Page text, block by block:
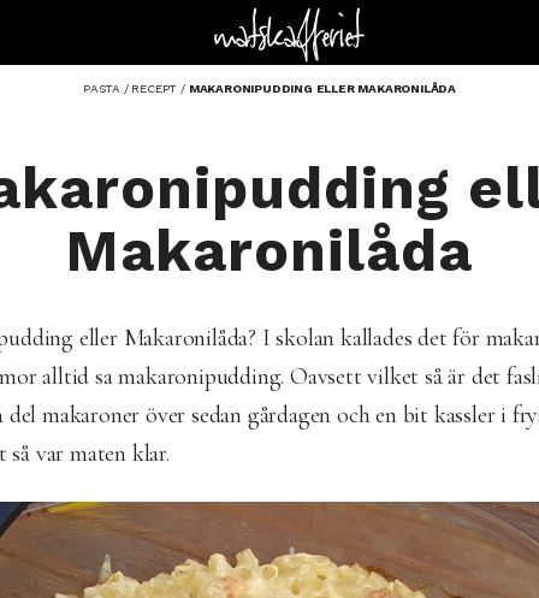
PASTA / RECEPT / MAKARONIPUDDING ELLER MAKARONILÅDA
Makaronilåda
eller Makaronilåda? I skolan kallades det för
alltid sa makaronipudding. Oavsett vilket så är det
del makaroner över sedan gårdagen och en bit kassler i
så var maten klar.